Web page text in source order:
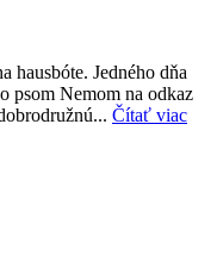
hausbóte. Jedného dňa
psom Nemom na odkaz
Čítať viac